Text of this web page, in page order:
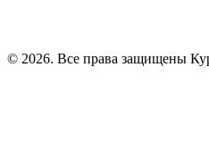
© 2026. Все права защищены